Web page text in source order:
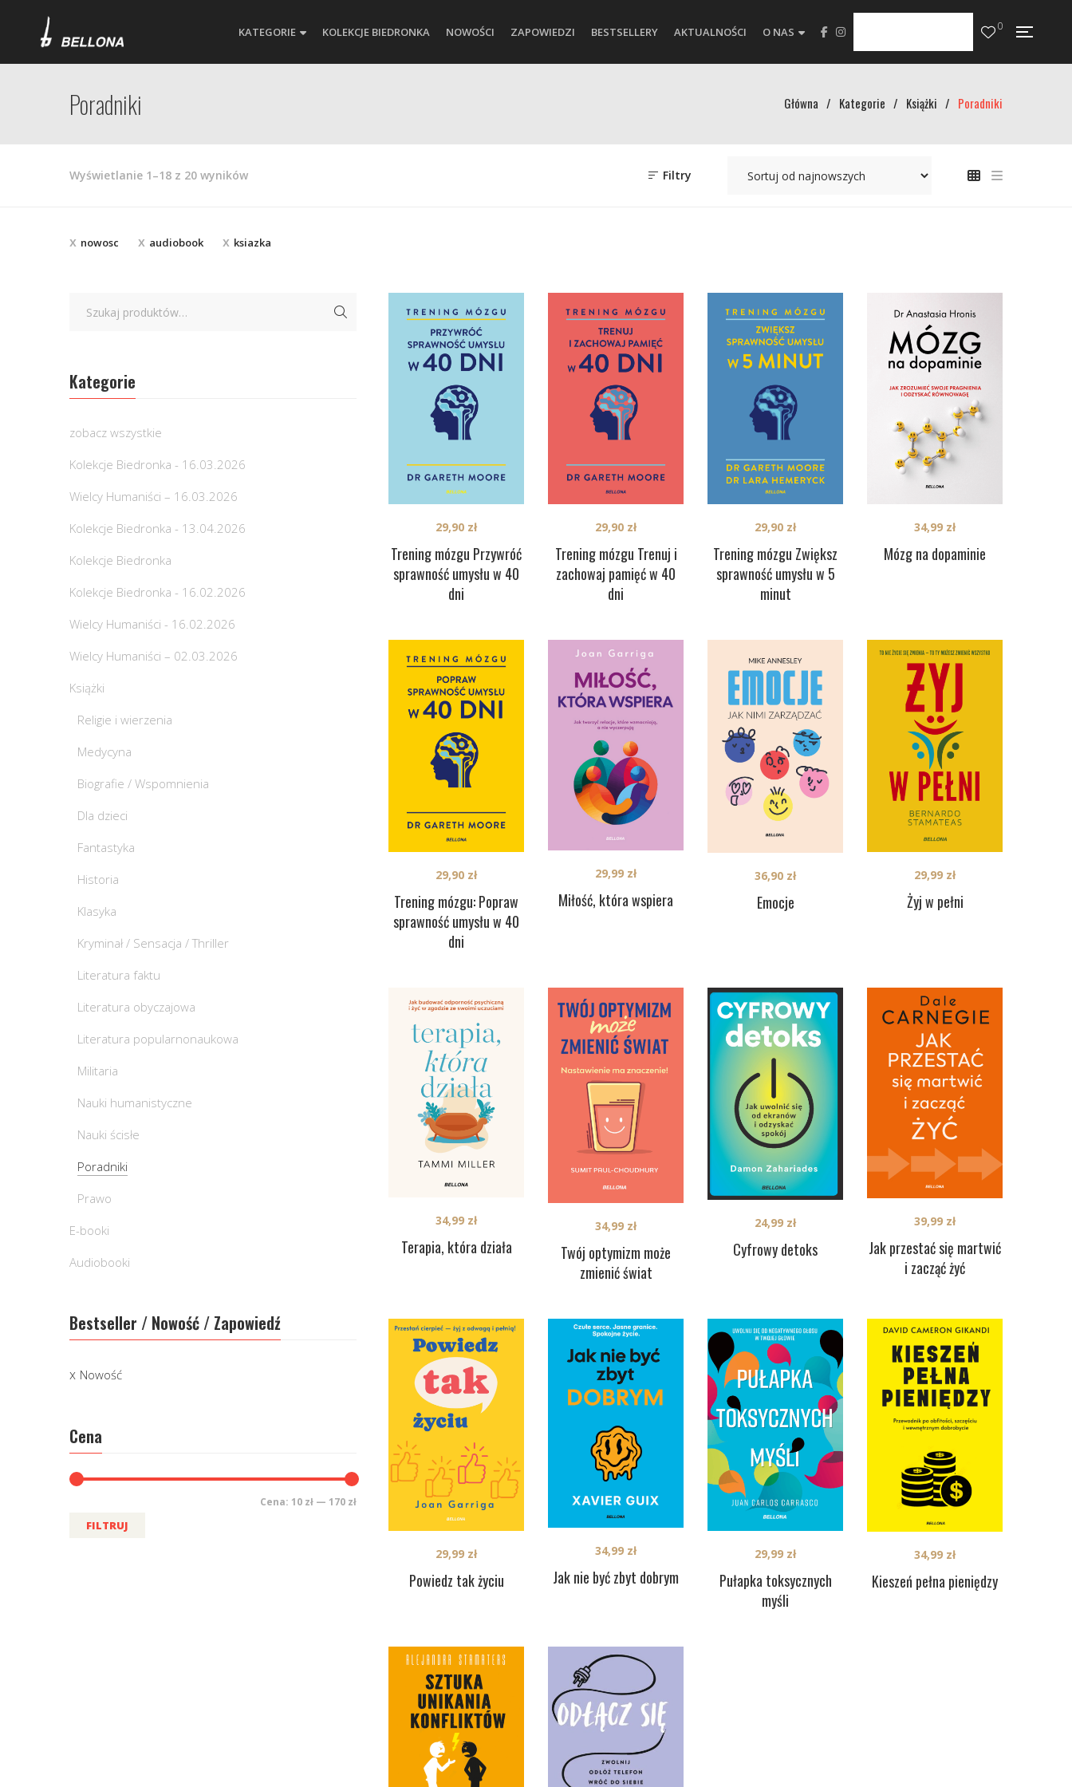
KATEGORIE KOLEKCJE BIEDRONKA NOWOŚCI ZAPOWIEDZI BESTSELLERY AKTUALNOŚCI O NAS 0
Poradniki Główna / Kategorie / Książki / Poradniki
Wyświetlanie 1–18 z 20 wynikówPosortowane
Filtry
nowosc audiobook ksiazka
Trening mózgu Przywróć
sprawność umysłu w 40
dni
29,90 zł
Trening mózgu Trenuj i
zachowaj pamięć w 40
dni
29,90 zł
Trening mózgu Zwiększ
sprawność umysłu w 5
minut
29,90 zł
Mózg na dopaminie
34,99 zł
Trening mózgu: Popraw
sprawność umysłu w 40
dni
29,90 zł
Miłość, która wspiera
29,99 zł
Emocje
36,90 zł
Żyj w pełni
29,99 zł
Terapia, która działa
34,99 zł
Twój optymizm może
zmienić świat
34,99 zł
Cyfrowy detoks
24,99 zł
Jak przestać się martwić
i zacząć żyć
39,99 zł
Powiedz tak życiu
29,99 zł
Jak nie być zbyt dobrym
34,99 zł
Pułapka toksycznych
myśli
29,99 zł
Kieszeń pełna pieniędzy
34,99 zł
Kategorie
zobacz wszystkie
Kolekcje Biedronka - 16.03.2026
Wielcy Humaniści – 16.03.2026
Kolekcje Biedronka - 13.04.2026
Kolekcje Biedronka
Kolekcje Biedronka - 16.02.2026
Wielcy Humaniści - 16.02.2026
Wielcy Humaniści – 02.03.2026
Książki
Religie i wierzenia
Medycyna
Biografie / Wspomnienia
Dla dzieci
Fantastyka
Historia
Klasyka
Kryminał / Sensacja / Thriller
Literatura faktu
Literatura obyczajowa
Literatura popularnonaukowa
Militaria
Nauki humanistyczne
Nauki ścisłe
Poradniki
Prawo
E-booki
Audiobooki
Bestseller / Nowość / Zapowiedź
Nowość
Cena
FILTRUJ
Cena: 10 zł — 170 zł